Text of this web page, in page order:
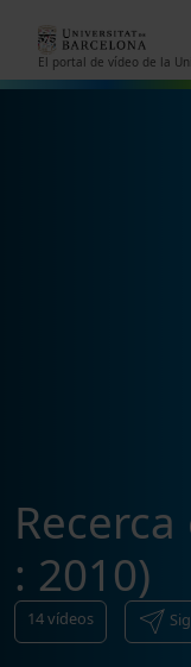
El portal de vídeo de la
: 2010)
14vídeos